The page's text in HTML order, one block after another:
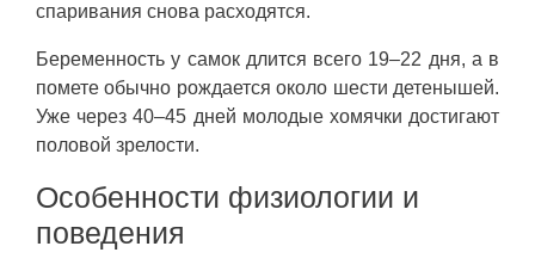
спаривания снова расходятся.
Беременность у самок длится всего 19–22 дня, а в
помете обычно рождается около шести детенышей.
Уже через 40–45 дней молодые хомячки достигают
половой зрелости.
Особенности физиологии и
поведения